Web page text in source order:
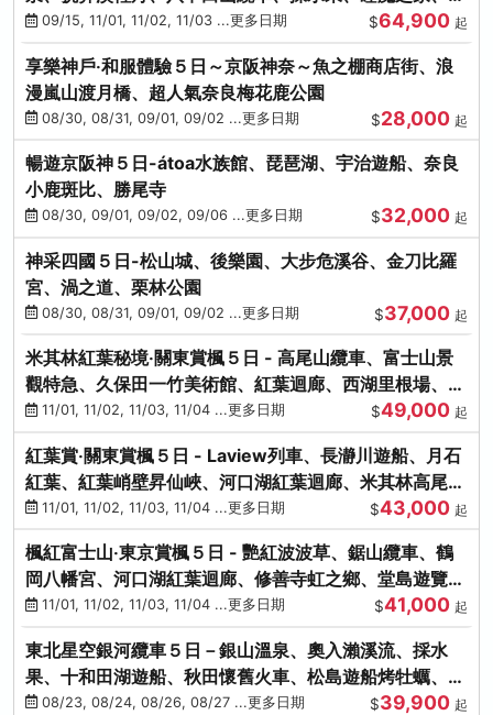
式料理(不進免稅店)
09/15, 11/01, 11/02, 11/03 ...更多日期 $64,900 起
享樂神戶‧和服體驗５日～京阪神奈～魚之棚商店街、浪
漫嵐山渡月橋、超人氣奈良梅花鹿公園
08/30, 08/31, 09/01, 09/02 ...更多日期 $28,000 起
暢遊京阪神５日-átoa水族館、琵琶湖、宇治遊船、奈良
小鹿斑比、勝尾寺
08/30, 09/01, 09/02, 09/06 ...更多日期 $32,000 起
神采四國５日-松山城、後樂園、大步危溪谷、金刀比羅
宮、渦之道、栗林公園
08/30, 08/31, 09/01, 09/02 ...更多日期 $37,000 起
米其林紅葉秘境‧關東賞楓５日 - 高尾山纜車、富士山景
觀特急、久保田一竹美術館、紅葉迴廊、西湖里根場、銀
杏大道
11/01, 11/02, 11/03, 11/04 ...更多日期 $49,000 起
紅葉賞‧關東賞楓５日 - Laview列車、長瀞川遊船、月石
紅葉、紅葉峭壁昇仙峽、河口湖紅葉迴廊、米其林高尾
山、海鮮盛宴
11/01, 11/02, 11/03, 11/04 ...更多日期 $43,000 起
楓紅富士山‧東京賞楓５日 - 艷紅波波草、鋸山纜車、鶴
岡八幡宮、河口湖紅葉迴廊、修善寺虹之鄉、堂島遊覽
船、熱海梅園
11/01, 11/02, 11/03, 11/04 ...更多日期 $41,000 起
東北星空銀河纜車５日－銀山溫泉、奧入瀨溪流、採水
果、十和田湖遊船、秋田懷舊火車、松島遊船烤牡蠣、嚴
美溪、螃蟹本家
08/23, 08/24, 08/26, 08/27 ...更多日期 $39,900 起